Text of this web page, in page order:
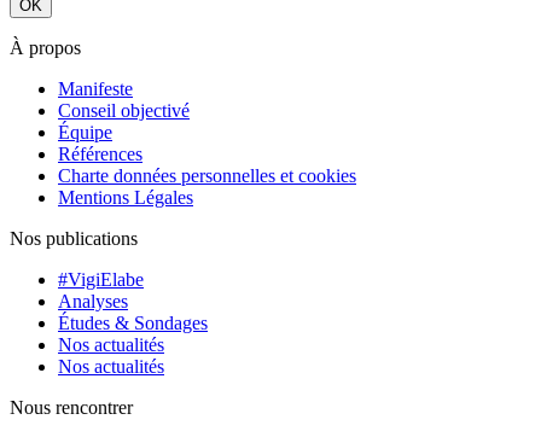
À propos
Manifeste
Conseil objectivé
Équipe
Références
Charte données personnelles et cookies
Mentions Légales
Nos publications
#VigiElabe
Analyses
Études & Sondages
Nos actualités
Nos actualités
Nous rencontrer